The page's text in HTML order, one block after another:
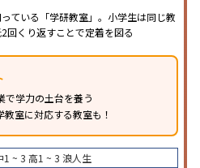
ている「学研教室」。小学生は同じ教
回くり返すことで定着を図る
で学力の土台を養う
室に対応する教室も！
1 ~ 3 高1 ~ 3 浪人生